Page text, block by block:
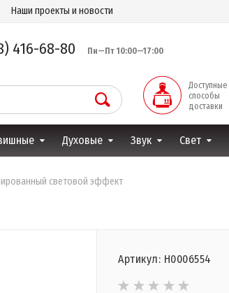
Наши проекты и новости
416-68-80 Пн—Пт 10:00—17:00
Доступные
способы
доставки
Духовые Звук Свет
световой эффект
Артикул: Н0006554